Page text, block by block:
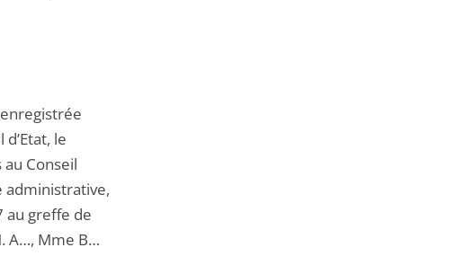
le
Conseil
administrative,
au greffe de
A…, Mme B…